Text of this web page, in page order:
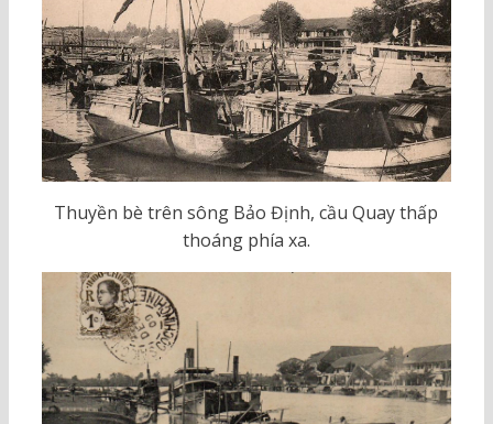
Thuyền bè trên sông Bảo Định, cầu Quay thấp
thoáng phía xa.